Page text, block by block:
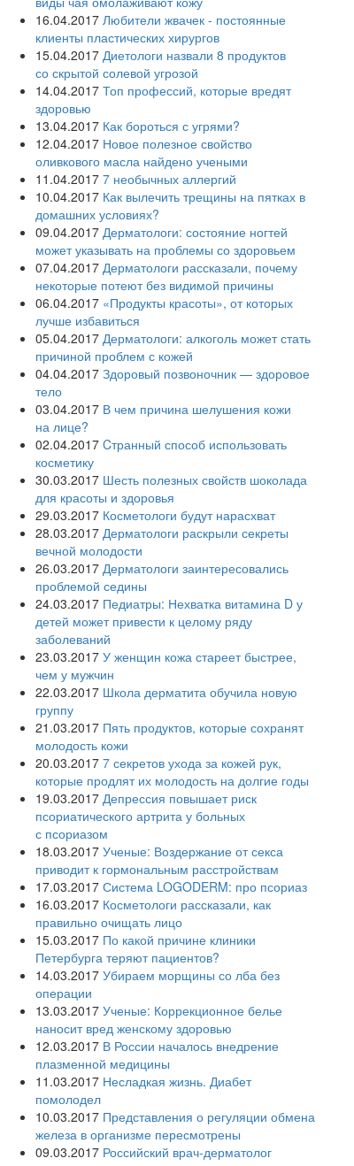
16.04.2017 Любители жвачек - постоянные
клиенты пластических хирургов
15.04.2017 Диетологи назвали 8 продуктов
со скрытой солевой угрозой
14.04.2017 Топ профессий, которые вредят
здоровью
13.04.2017 Как бороться с угрями?
12.04.2017 Новое полезное свойство
оливкового масла‍ найдено учеными
11.04.2017 7 необычных аллергий
10.04.2017 Как вылечить трещины на пятках в
домашних условиях?
09.04.2017 Дерматологи: состояние ногтей
может указывать на проблемы со здоровьем
07.04.2017 Дерматологи рассказали, почему
некоторые потеют без видимой причины
06.04.2017 «Продукты красоты», от которых
лучше избавиться
05.04.2017 Дерматологи: алкоголь может стать
причиной проблем с кожей
04.04.2017 Здоровый позвоночник — здоровое
тело
03.04.2017 В чем причина шелушения кожи
на лице?
02.04.2017 Cтранный способ использовать
косметику
30.03.2017 Шесть полезных свойств шоколада
для красоты и здоровья
29.03.2017 Косметологи будут нарасхват
28.03.2017 Дерматологи раскрыли секреты
вечной молодости
26.03.2017 Дерматологи заинтересовались
проблемой седины
24.03.2017 Педиатры: Нехватка витамина D у
детей может привести к целому ряду
заболеваний
23.03.2017 У женщин кожа стареет быстрее,
чем у мужчин
22.03.2017 Школа дерматита обучила новую
группу
21.03.2017 Пять продуктов, которые сохранят
молодость кожи
20.03.2017 7 секретов ухода за кожей рук,
которые продлят их молодость на долгие годы
19.03.2017 Депрессия повышает риск
псориатического артрита у больных
с псориазом
18.03.2017 Ученые: Воздержание от секса
приводит к гормональным расстройствам
17.03.2017 Система LOGODERM: про псориаз
16.03.2017 Косметологи рассказали, как
правильно очищать лицо
15.03.2017 По какой причине клиники
Петербурга теряют пациентов?
14.03.2017 Убираем морщины со лба без
операции
13.03.2017 Ученые: Коррекционное белье
наносит вред женскому здоровью
12.03.2017 В России началось внедрение
плазменной медицины
11.03.2017 Несладкая жизнь. Диабет
помолодел
10.03.2017 Представления о регуляции обмена
железа в организме пересмотрены
09.03.2017 Российский врач-дерматолог